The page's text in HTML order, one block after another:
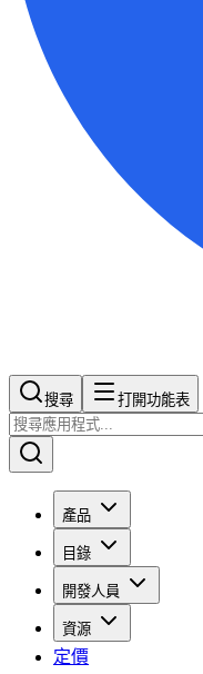
搜尋​​​​ 打開功能表
產品
目錄
開發人員
資源
定價